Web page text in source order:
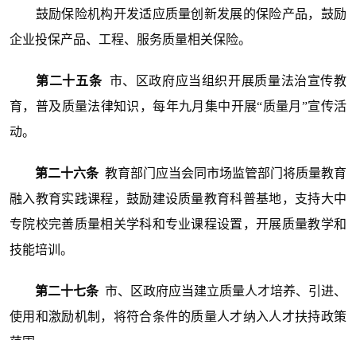
鼓励保险机构开发适应质量创新发展的保险产品，鼓励
企业投保产品、工程、服务质量相关保险。
第二十五条 市、区政府应当组织开展质量法治宣传教
育，普及质量法律知识，每年九月集中开展“质量月”宣传活
动。
第二十六条 教育部门应当会同市场监管部门将质量教育
融入教育实践课程，鼓励建设质量教育科普基地，支持大中
专院校完善质量相关学科和专业课程设置，开展质量教学和
技能培训。
第二十七条 市、区政府应当建立质量人才培养、引进、
使用和激励机制，将符合条件的质量人才纳入人才扶持政策